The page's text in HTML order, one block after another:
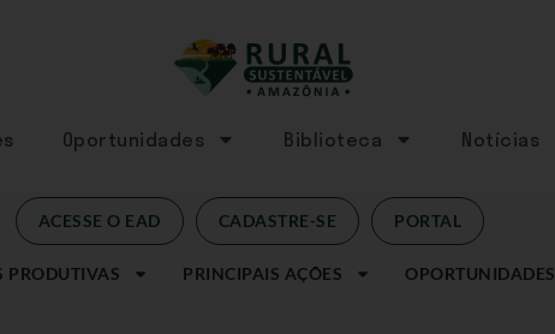
Oportunidades Biblioteca Notícias
ACESSE O EAD CADASTRE-SE PORTAL
PRODUTIVAS PRINCIPAIS AÇÕES OPORTUNIDADES